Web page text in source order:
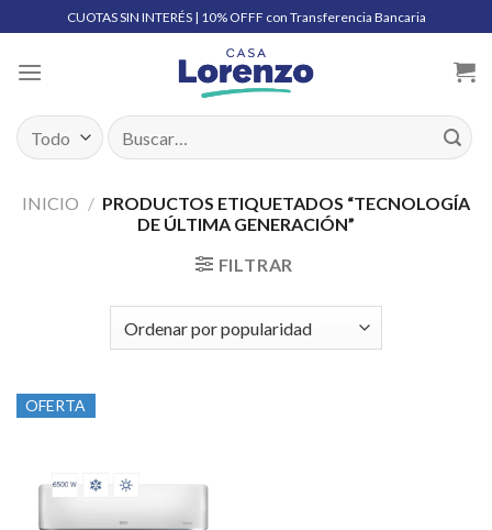
to
content
CUOTAS SIN INTERÉS | 10% OFFF con Transferencia Bancaria
Buscar
por:
INICIO / PRODUCTOS ETIQUETADOS “TECNOLOGÍA
DE ÚLTIMA GENERACIÓN”
FILTRAR
OFERTA